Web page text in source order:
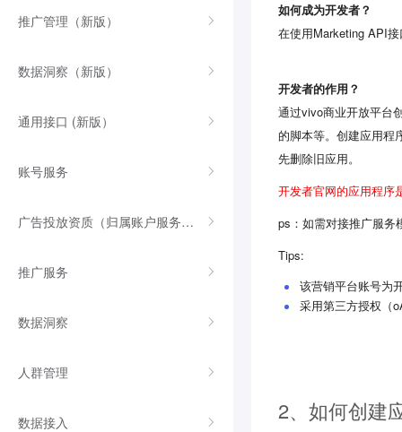
推广管理（新版）
数据洞察（新版）
通用接口 (新版）
账号服务
广告投放资质（归属账户服务权限）
推广服务
数据洞察
人群管理
数据接入
如何成为开发者？
在使用Marketing API
开发者的作用？
通过vivo商业开放平台
的脚本等。创建应用程
先删除旧应用。
开发者官网的应用程序
ps：如需对接推广服务
Tips:
该营销平台账号为
采用第三方授权（
2、如何创建